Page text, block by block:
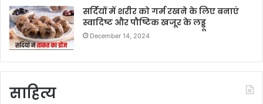
सर्दियों में शरीर को गर्म रखने के लिए बनाएं
स्वादिष्ट और पौष्टिक खजूर के लड्डू
December 14, 2024
साहित्य